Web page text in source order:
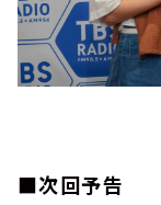
■次回予告